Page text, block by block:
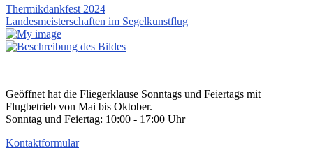
Thermikdankfest 2024
Landesmeisterschaften im Segelkunstflug
Geöffnet hat die Fliegerklause Sonntags und Feiertags mit
Flugbetrieb von Mai bis Oktober.
Sonntag und Feiertag: 10:00 - 17:00 Uhr
Kontaktformular